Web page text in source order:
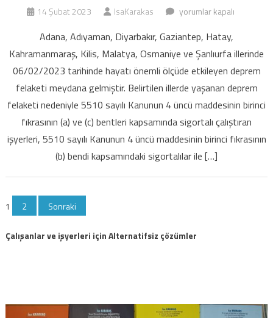
14 Şubat 2023 IsaKarakas
SGK
öngörülen
yeni
süre
uzatımları
ve
kolaylıklar
yorumlar kapalı
Adana, Adıyaman, Diyarbakır, Gaziantep, Hatay,
Kahramanmaraş, Kilis, Malatya, Osmaniye ve Şanlıurfa illerinde
06/02/2023 tarihinde hayatı önemli ölçüde etkileyen deprem
felaketi meydana gelmiştir. Belirtilen illerde yaşanan deprem
felaketi nedeniyle 5510 sayılı Kanunun 4 üncü maddesinin birinci
fıkrasının (a) ve (c) bentleri kapsamında sigortalı çalıştıran
işyerleri, 5510 sayılı Kanunun 4 üncü maddesinin birinci fıkrasının
(b) bendi kapsamındaki sigortalılar ile […]
Yazı
sayfalaması
1 2 Sonraki
Çalışanlar ve işyerleri için Alternatifsiz çözümler